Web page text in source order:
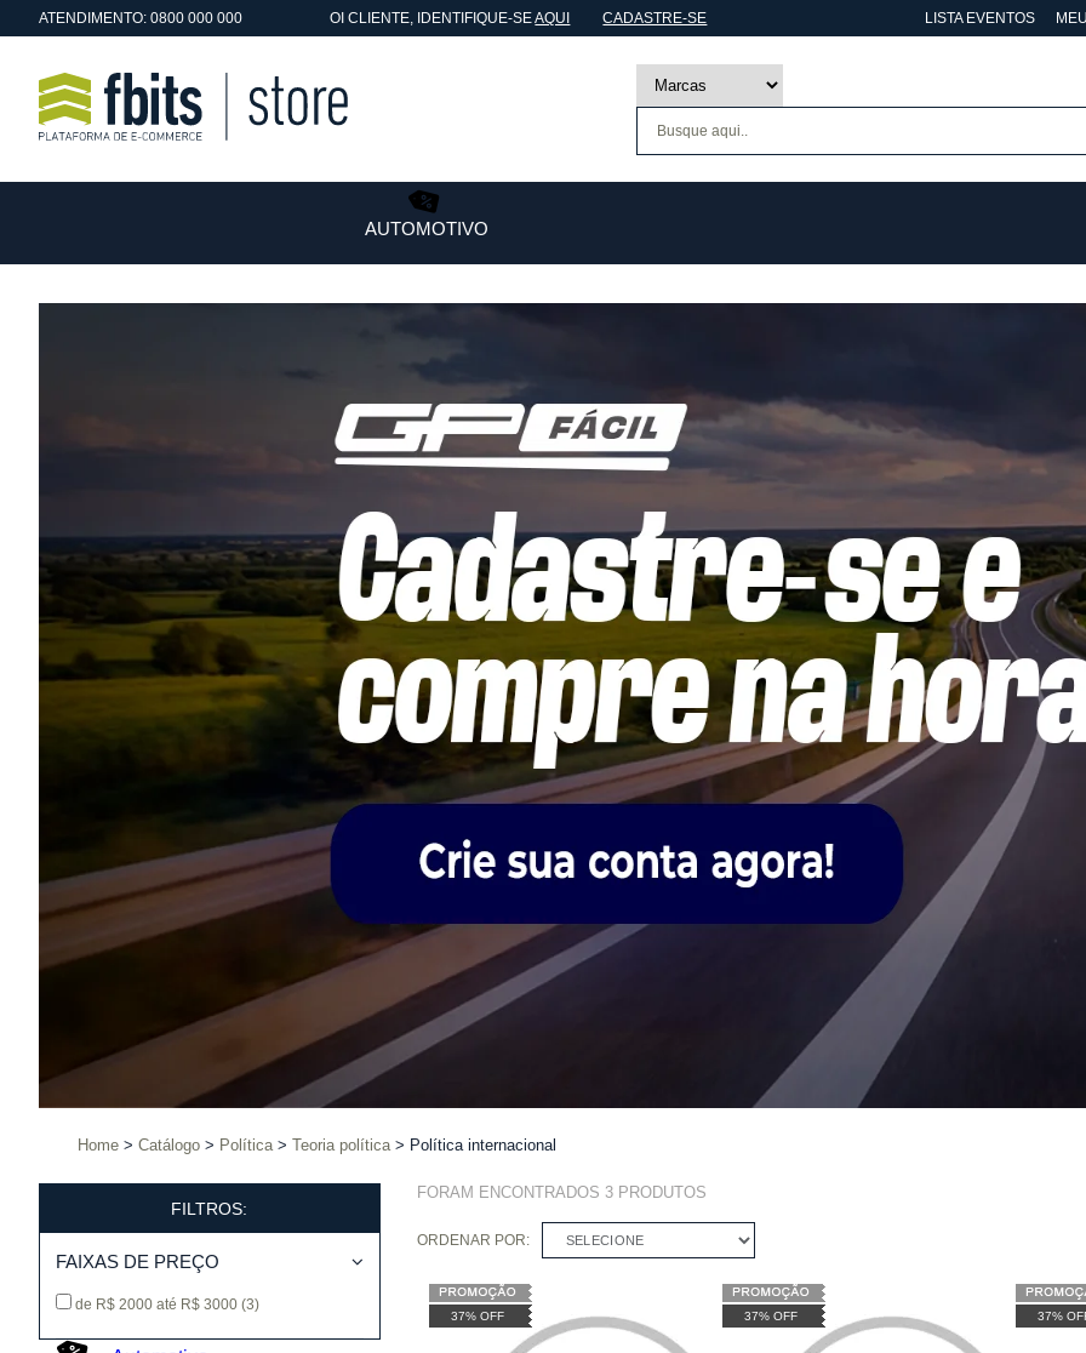
ATENDIMENTO: 0800 000 000 OICLIENTE, IDENTIFIQUE-SEAQUI CADASTRE-SE LISTA EVENTOS
AUTOMOTIVO
Home Catálogo Política Teoria política Política internacional
FILTROS:
FAIXAS DE PREÇO
de R$ 2000 até R$ 3000 (3)
FORAM ENCONTRADOS 3PRODUTOS
ORDENAR POR: SELECIONE
37% OFF 37% OFF 37%